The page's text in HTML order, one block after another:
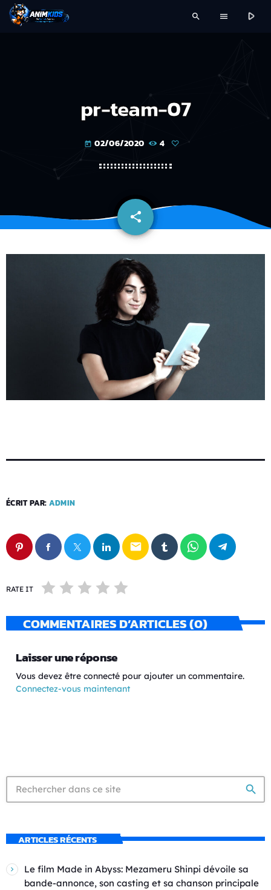
search menu play_arrow
pr-team-07
today 02/06/2020 4
share
email
ÉCRIT PAR: ADMIN
email
RATE IT
COMMENTAIRES D’ARTICLES (0)
Laisser une réponse
Vous devez être connecté pour ajouter un commentaire.
Connectez-vous maintenant
search
ARTICLES RÉCENTS
Le film Made in Abyss: Mezameru Shinpi dévoile sa
bande-annonce, son casting et sa chanson principale